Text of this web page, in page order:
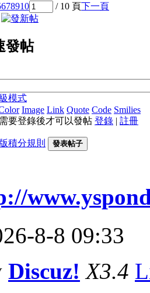
678910 / 10 頁下一頁
發帖
模式
Image Link Quote Code Smilies
要登錄後才可以發帖 登錄 | 註冊
積分規則 發表帖子
8-8 09:33
Discuz! X3.4